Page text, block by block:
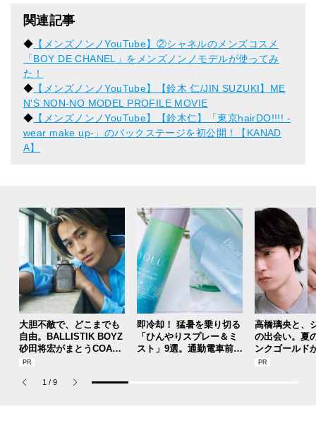
関連記事
◆ 【メンズノンノYouTube】②シャネルのメンズコスメ
「BOY DE CHANEL」をメンズノンノモデルが使ってみ
た！
◆ 【メンズノンノYouTube】【鈴木 仁/JIN SUZUKI】ME
N'S NON-NO MODEL PROFILE MOVIE
◆ 【メンズノンノYouTube】【鈴木仁】「東京hairDO!!!! -
wear make up-」のバックステージを初公開！【KANAD
A】
大胆不敵で、どこまでも
自由。BALLISTIK BOYZ
砂田将宏がまとうCOACH
の新作フレグランス「コ
パルファム」
即冷却！ 猛暑を乗り切る
「ひんやりスプレー＆ミ
スト」9選。通勤電車前、
高橋璃央と、
の出会い。夏
ンクゴールド
SUMMER
1 / 9